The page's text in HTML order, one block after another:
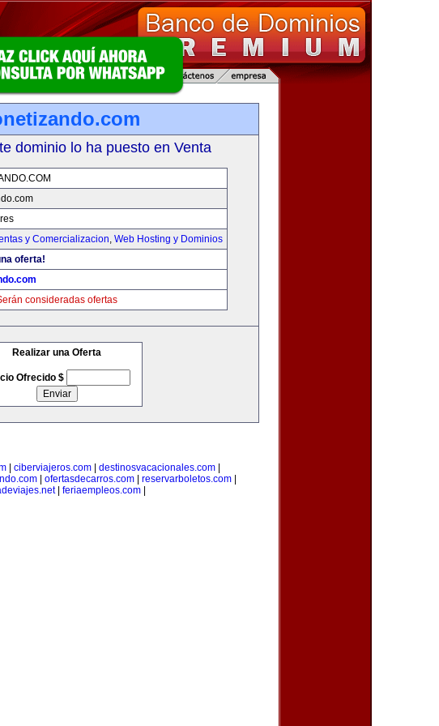
dominio lo ha puesto en Venta
y Comercializacion, Web Hosting y Dominios
oferta!
consideradas ofertas
Realizar una Oferta
Ofrecido $
| ciberviajeros.com| destinosvacacionales.com|
ofertasdecarros.com reservarboletos.com
| feriaempleos.com|